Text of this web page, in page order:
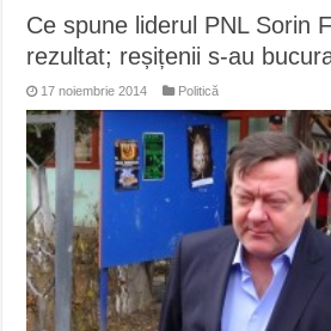
Ce spune liderul PNL Sorin
rezultat; reșițenii s-au
17 noiembrie 2014 Politică